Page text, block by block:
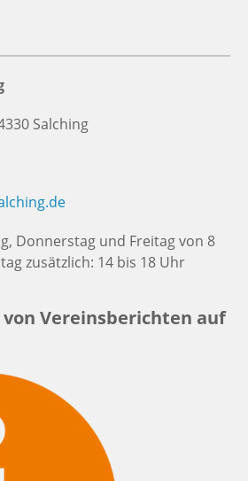
Salching
Donnerstag und Freitag von 8
zusätzlich: 14 bis 18 Uhr
Vereinsberichten auf